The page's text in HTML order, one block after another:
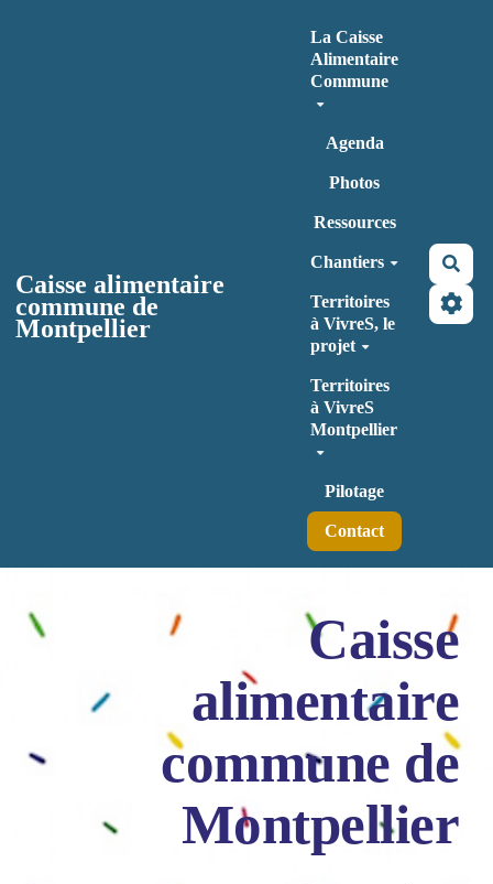
Caisse alimentaire
commune de
Montpellier
La Caisse
Alimentaire
Commune
Agenda
Photos
Ressources
Chantiers
Territoires
à VivreS, le
projet
Territoires
à VivreS
Montpellier
Pilotage
Contact
Caisse
alimentaire
commune de
Montpellier